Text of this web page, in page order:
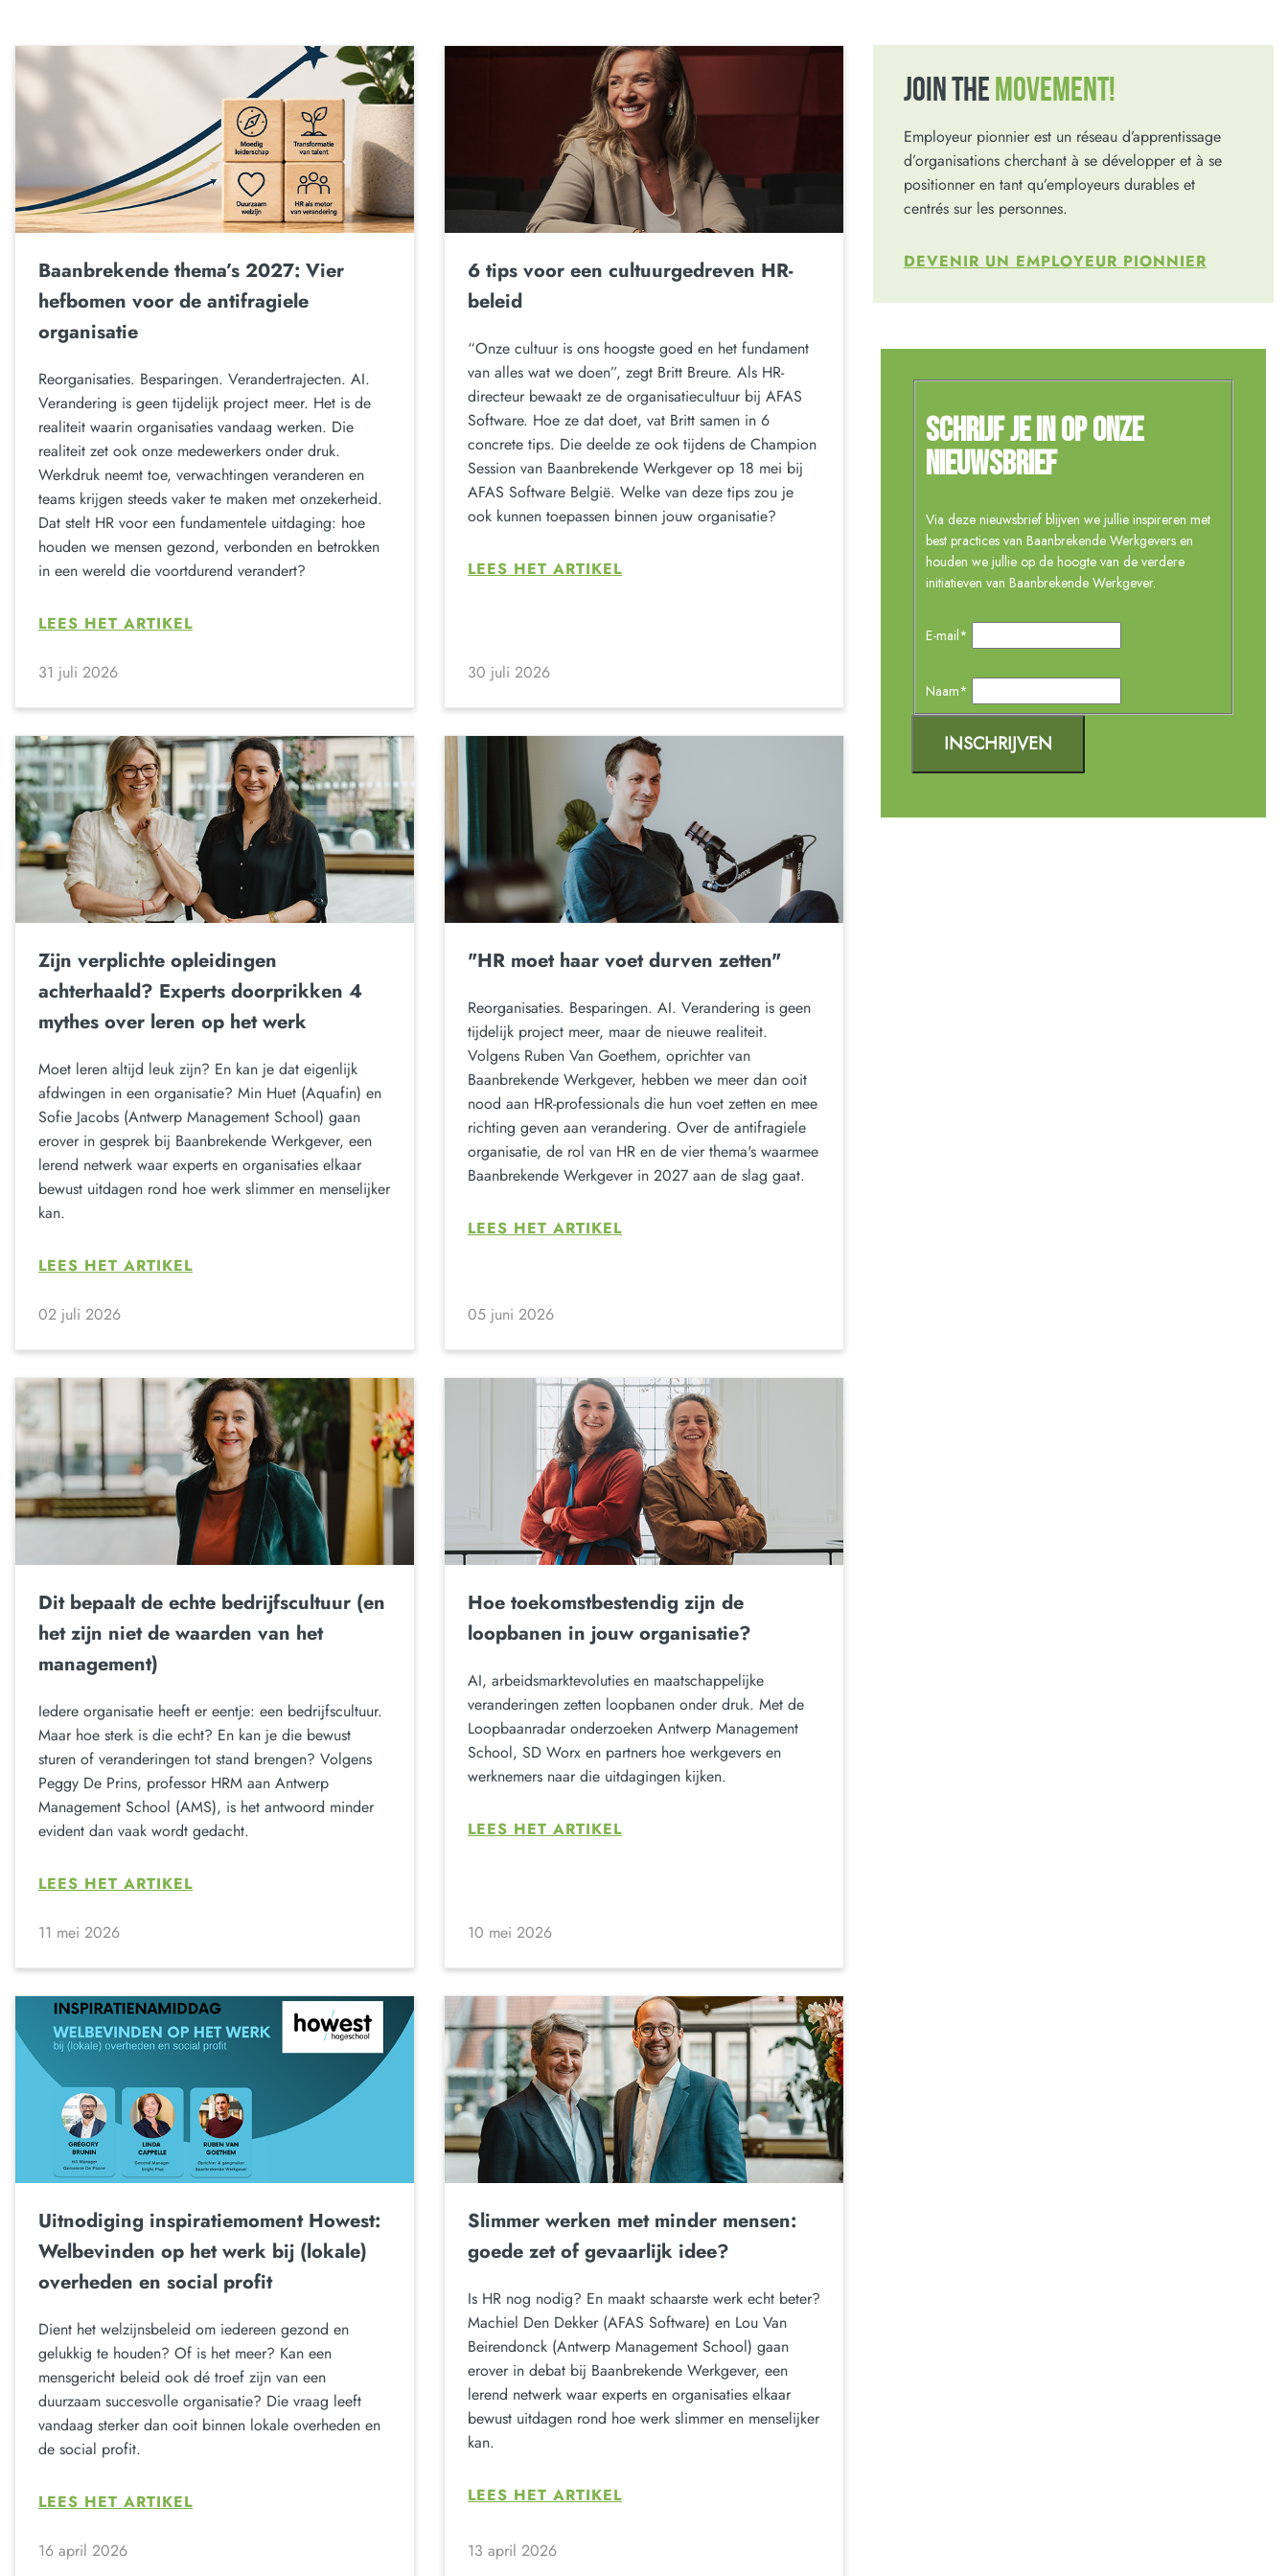
Baanbrekende thema’s 2027: Vier
hefbomen voor de antifragiele
organisatie
Reorganisaties. Besparingen. Verandertrajecten. AI.
Verandering is geen tijdelijk project meer. Het is de
realiteit waarin organisaties vandaag werken. Die
realiteit zet ook onze medewerkers onder druk.
Werkdruk neemt toe, verwachtingen veranderen en
teams krijgen steeds vaker te maken met onzekerheid.
Dat stelt HR voor een fundamentele uitdaging: hoe
houden we mensen gezond, verbonden en betrokken
in een wereld die voortdurend verandert?
LEES HET ARTIKEL
31 juli 2026
6 tips voor een cultuurgedreven HR-
beleid
“Onze cultuur is ons hoogste goed en het fundament
van alles wat we doen”, zegt Britt Breure. Als HR-
directeur bewaakt ze de organisatiecultuur bij AFAS
Software. Hoe ze dat doet, vat Britt samen in 6
concrete tips. Die deelde ze ook tijdens de Champion
Session van Baanbrekende Werkgever op 18 mei bij
AFAS Software België. Welke van deze tips zou je
ook kunnen toepassen binnen jouw organisatie?
LEES HET ARTIKEL
30 juli 2026
Zijn verplichte opleidingen
achterhaald? Experts doorprikken 4
mythes over leren op het werk
Moet leren altijd leuk zijn? En kan je dat eigenlijk
afdwingen in een organisatie? Min Huet (Aquafin) en
Sofie Jacobs (Antwerp Management School) gaan
erover in gesprek bij Baanbrekende Werkgever, een
lerend netwerk waar experts en organisaties elkaar
bewust uitdagen rond hoe werk slimmer en menselijker
kan.
LEES HET ARTIKEL
02 juli 2026
"HR moet haar voet durven zetten"
Reorganisaties. Besparingen. AI. Verandering is geen
tijdelijk project meer, maar de nieuwe realiteit.
Volgens Ruben Van Goethem, oprichter van
Baanbrekende Werkgever, hebben we meer dan ooit
nood aan HR-professionals die hun voet zetten en mee
richting geven aan verandering. Over de antifragiele
organisatie, de rol van HR en de vier thema's waarmee
Baanbrekende Werkgever in 2027 aan de slag gaat.
LEES HET ARTIKEL
05 juni 2026
Dit bepaalt de echte bedrijfscultuur (en
het zijn niet de waarden van het
management)
Iedere organisatie heeft er eentje: een bedrijfscultuur.
Maar hoe sterk is die echt? En kan je die bewust
sturen of veranderingen tot stand brengen? Volgens
Peggy De Prins, professor HRM aan Antwerp
Management School (AMS), is het antwoord minder
evident dan vaak wordt gedacht.
LEES HET ARTIKEL
11 mei 2026
Hoe toekomstbestendig zijn de
loopbanen in jouw organisatie?
AI, arbeidsmarktevoluties en maatschappelijke
veranderingen zetten loopbanen onder druk. Met de
Loopbaanradar onderzoeken Antwerp Management
School, SD Worx en partners hoe werkgevers en
werknemers naar die uitdagingen kijken.
LEES HET ARTIKEL
10 mei 2026
Uitnodiging inspiratiemoment Howest:
Welbevinden op het werk bij (lokale)
overheden en social profit
Dient het welzijnsbeleid om iedereen gezond en
gelukkig te houden? Of is het meer? Kan een
mensgericht beleid ook dé troef zijn van een
duurzaam succesvolle organisatie? Die vraag leeft
vandaag sterker dan ooit binnen lokale overheden en
de social profit.
LEES HET ARTIKEL
16 april 2026
Slimmer werken met minder mensen:
goede zet of gevaarlijk idee?
Is HR nog nodig? En maakt schaarste werk echt beter?
Machiel Den Dekker (AFAS Software) en Lou Van
Beirendonck (Antwerp Management School) gaan
erover in debat bij Baanbrekende Werkgever, een
lerend netwerk waar experts en organisaties elkaar
bewust uitdagen rond hoe werk slimmer en menselijker
kan.
LEES HET ARTIKEL
13 april 2026
JOIN THE MOVEMENT!
Employeur pionnier est un réseau d’apprentissage
d’organisations cherchant à se développer et à se
positionner en tant qu’employeurs durables et
centrés sur les personnes.
DEVENIR UN EMPLOYEUR PIONNIER